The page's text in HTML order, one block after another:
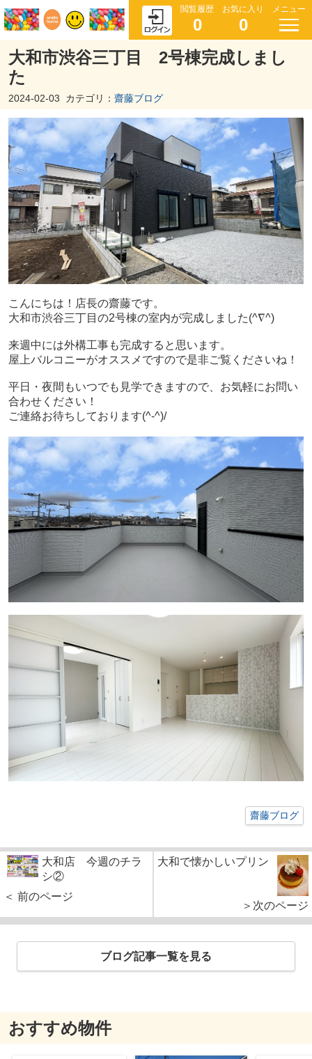
閲覧履歴
0
お気に入り
0
メニュー
大和市渋谷三丁目 2号棟完成しまし
た
2024-02-03 カテゴリ： 齋藤ブログ
こんにちは！店長の齋藤です。
大和市渋谷三丁目の2号棟の室内が完成しました(^∇^)
来週中には外構工事も完成すると思います。
屋上バルコニーがオススメですので是非ご覧くださいね！
平日・夜間もいつでも見学できますので、お気軽にお問い
合わせください！
ご連絡お待ちしております(^-^)/
齋藤ブログ
大和店 今週のチラ
シ②
＜ 前のページ
大和で懐かしいプリン
＞次のページ
ブログ記事一覧を見る
おすすめ物件